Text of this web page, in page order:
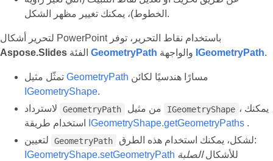
الخطوط)، يمكنك تغيير مظهر الشكل.
لتحرير أشكال PowerPoint باستخدام نقاط التحرير، توفر
Aspose.Slides
GeometryPath IGeometryPath.
GeometryPath مسارًا هندسيًا لكائن
IGeometryShape.
GeometryPath IGeometryShape ، يمكنك
IGeometryShape.getGeometryPaths .
GeometryPath
لشكل، يمكنك استخدام هذه الطرق:
IGeometryShape.setGeometryPath
للأشكالالصلبة